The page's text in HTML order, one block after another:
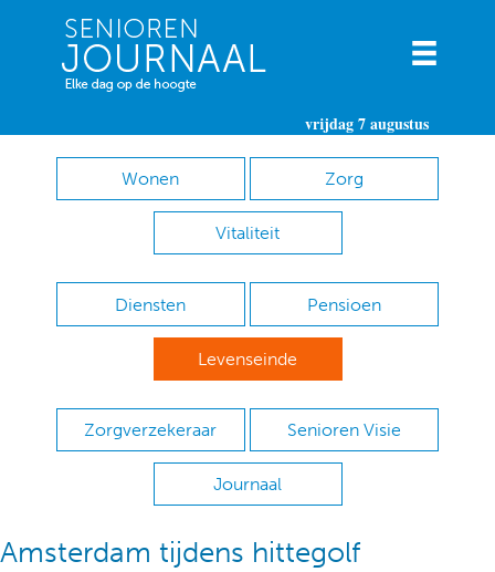
vrijdag 7 augustus
Wonen Zorg
Vitaliteit
Diensten Pensioen
Levenseinde
Zorgverzekeraar Senioren Visie
Journaal
Amsterdam tijdens hittegolf